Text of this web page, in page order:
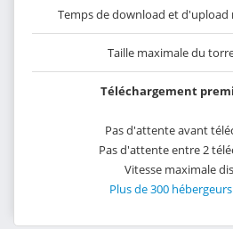
Temps de download et d'upload
Taille maximale du
Téléchargement
Pas d'attente avant
Pas d'attente entre 2
Vitesse maximale
Plus de 300